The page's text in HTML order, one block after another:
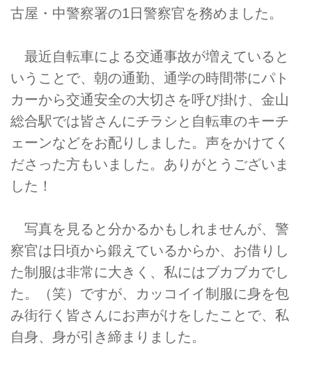
古屋・中警察署の1日警察官を務めました。
最近自転車による交通事故が増えていると
いうことで、朝の通勤、通学の時間帯にパト
カーから交通安全の大切さを呼び掛け、金山
総合駅では皆さんにチラシと自転車のキーチ
ェーンなどをお配りしました。声をかけてく
ださった方もいました。ありがとうございま
した！
写真を見ると分かるかもしれませんが、警
察官は日頃から鍛えているからか、お借りし
た制服は非常に大きく、私にはブカブカでし
た。（笑）ですが、カッコイイ制服に身を包
み街行く皆さんにお声がけをしたことで、私
自身、身が引き締まりました。